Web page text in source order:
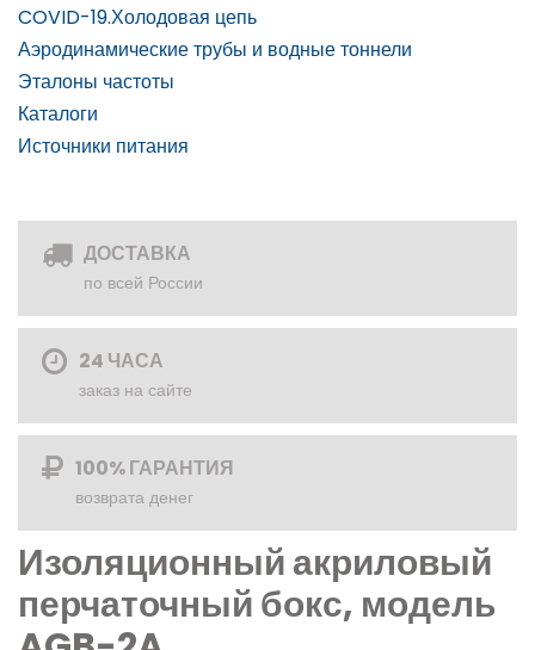
COVID-19.Холодовая цепь
Аэродинамические трубы и водные тоннели
Эталоны частоты
Каталоги
Источники питания
ДОСТАВКА
по всей России
24 ЧАСА
заказ на сайте
100% ГАРАНТИЯ
возврата денег
Изоляционный акриловый
перчаточный бокс, модель